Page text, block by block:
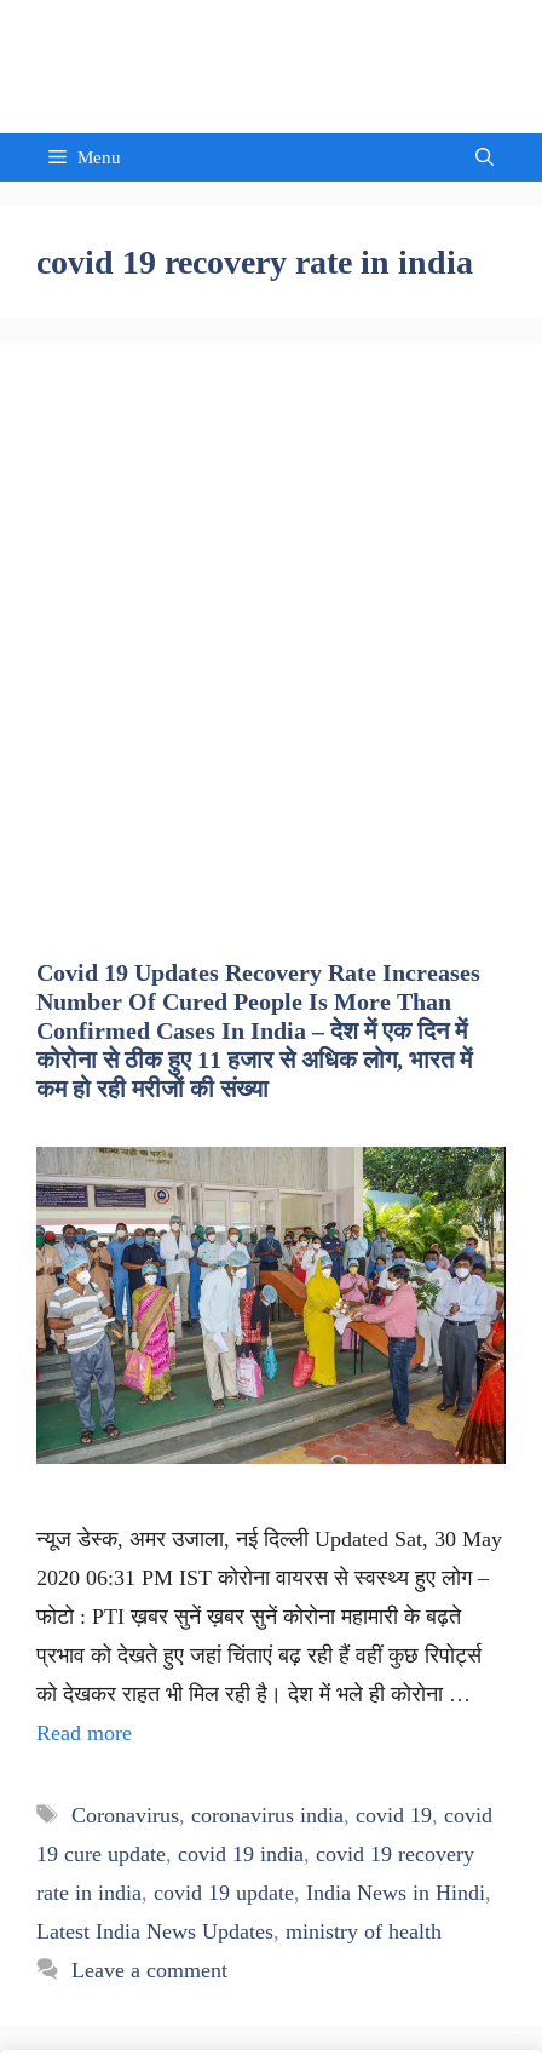
Menu
covid 19 recovery rate in india
Covid 19 Updates Recovery Rate Increases
Number Of Cured People Is More Than
Confirmed Cases In India – देश में एक दिन में
कोरोना से ठीक हुए 11 हजार से अधिक लोग, भारत में
कम हो रही मरीजों की संख्या
न्यूज डेस्क, अमर उजाला, नई दिल्ली Updated Sat, 30 May
2020 06:31 PM IST कोरोना वायरस से स्वस्थ्य हुए लोग –
फोटो : PTI ख़बर सुनें ख़बर सुनें कोरोना महामारी के बढ़ते
प्रभाव को देखते हुए जहां चिंताएं बढ़ रही हैं वहीं कुछ रिपोर्ट्स
को देखकर राहत भी मिल रही है। देश में भले ही कोरोना …
Read more
Tags
Coronavirus, coronavirus india, covid 19, covid
19 cure update, covid 19 india, covid 19 recovery
rate in india, covid 19 update, India News in Hindi,
Latest India News Updates, ministry of health
Leave a comment